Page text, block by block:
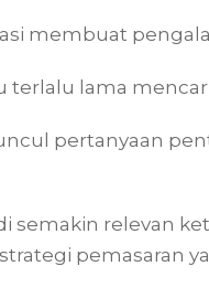
membuat
terlalu lama
pertanyaan
semakin relevan
pemasaran